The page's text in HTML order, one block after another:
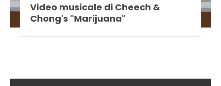
Video musicale di Cheech &
Chong's "Marijuana"